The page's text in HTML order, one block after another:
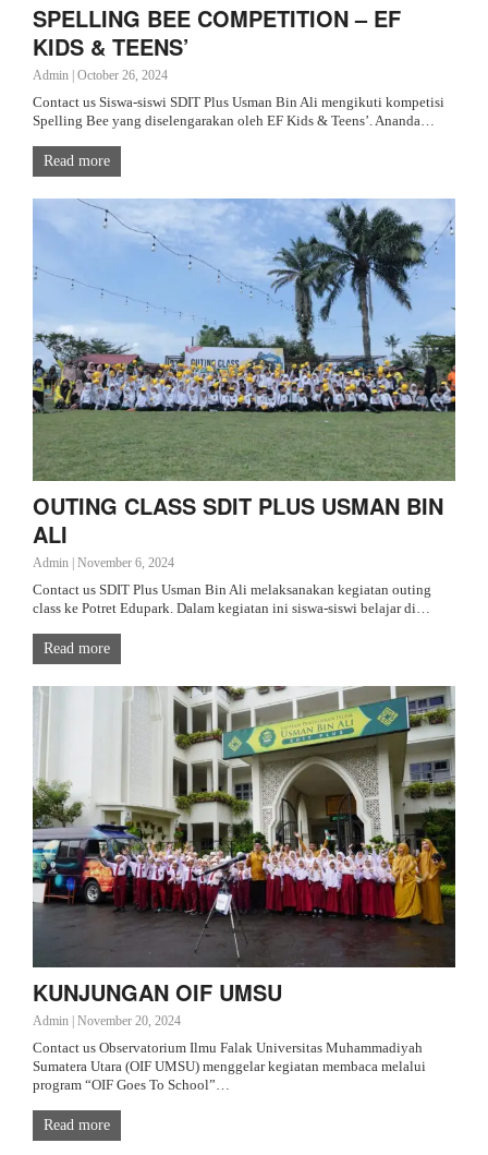
SPELLING BEE COMPETITION – EF
KIDS & TEENS’
Admin October 26, 2024
Contact us Siswa-siswi SDIT Plus Usman Bin Ali mengikuti kompetisi
Spelling Bee yang diselengarakan oleh EF Kids & Teens’. Ananda…
Read more
OUTING CLASS SDIT PLUS USMAN BIN
ALI
Admin | November 6, 2024
Contact us SDIT Plus Usman Bin Ali melaksanakan kegiatan outing
class ke Potret Edupark. Dalam kegiatan ini siswa-siswi belajar di…
Read more
KUNJUNGAN OIF UMSU
Admin November 20, 2024
Contact us Observatorium Ilmu Falak Universitas Muhammadiyah
Sumatera Utara (OIF UMSU) menggelar kegiatan membaca melalui
program “OIF Goes To School”…
Read more